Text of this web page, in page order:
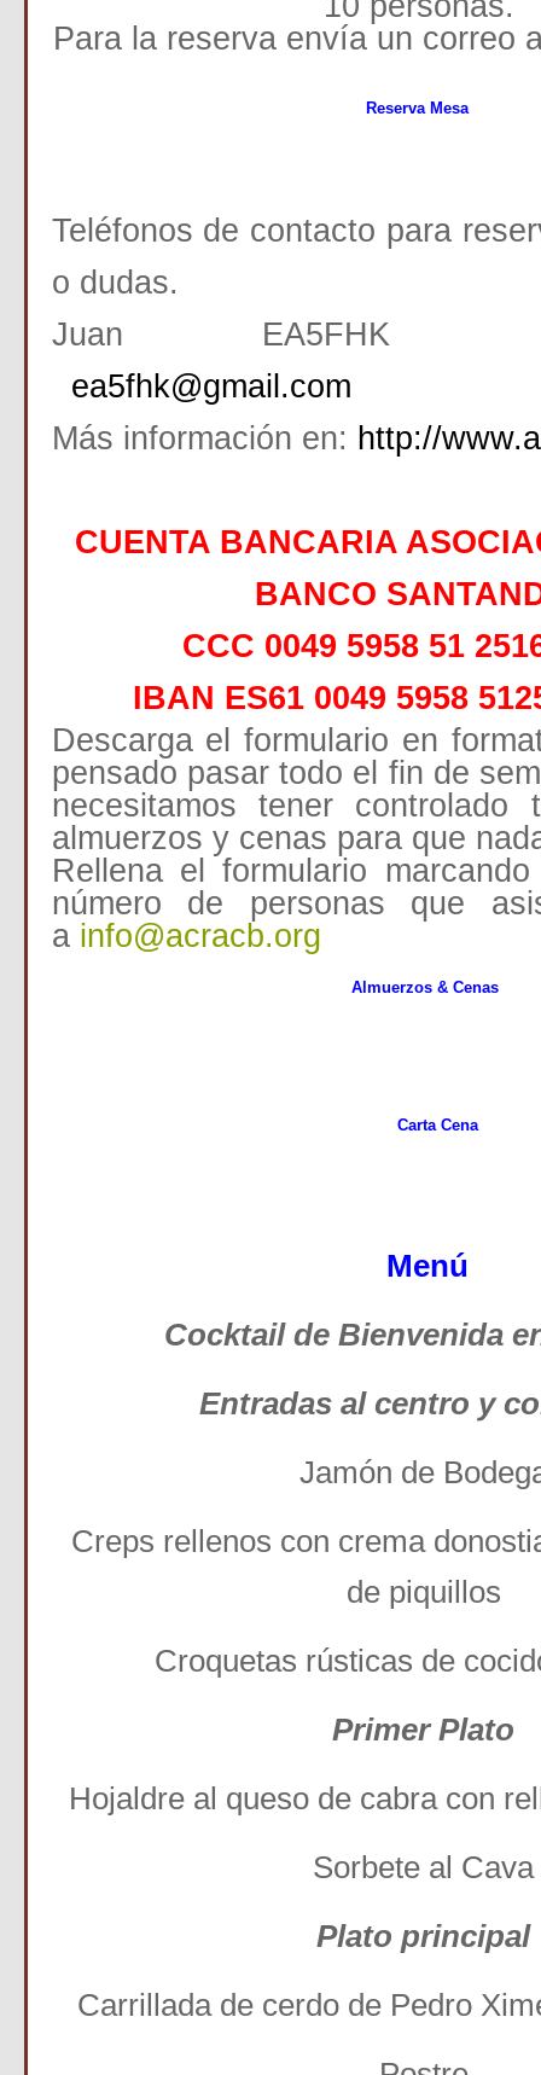
Para la reserva envía un correo
Reserva Mesa
Teléfonos de contacto para
o dudas.
Juan EA5FHK
ea5fhk@gmail.com
Más información en: http://
CUENTA BANCARIA
BANCO
CCC 0049 5958 51
IBAN ES61 0049 5958
Descarga el formulario en
pensado pasar todo el fin de
necesitamos tener
almuerzos y cenas para que
Rellena el formulario
número de personas que
a info@acracb.org
Almuerzos & Cenas
Carta Cena
Menú
Cocktail de Bienvenida
Entradas al centro y
Jamón de
Creps rellenos con crema
de piquillos
Croquetas rústicas de
Primer Plato
Hojaldre al queso de cabra con
Sorbete al Cava
Plato principal
Carrillada de cerdo de Pedro